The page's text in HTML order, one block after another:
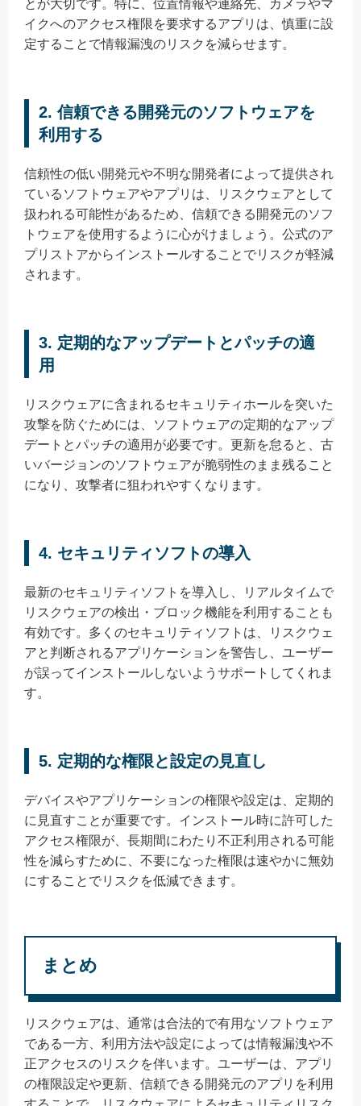
とが大切です。特に、位置情報や連絡先、カメラやマ
イクへのアクセス権限を要求するアプリは、慎重に設
定することで情報漏洩のリスクを減らせます。
2. 信頼できる開発元のソフトウェアを
利用する
信頼性の低い開発元や不明な開発者によって提供され
ているソフトウェアやアプリは、リスクウェアとして
扱われる可能性があるため、信頼できる開発元のソフ
トウェアを使用するように心がけましょう。公式のア
プリストアからインストールすることでリスクが軽減
されます。
3. 定期的なアップデートとパッチの適
用
リスクウェアに含まれるセキュリティホールを突いた
攻撃を防ぐためには、ソフトウェアの定期的なアップ
デートとパッチの適用が必要です。更新を怠ると、古
いバージョンのソフトウェアが脆弱性のまま残ること
になり、攻撃者に狙われやすくなります。
4. セキュリティソフトの導入
最新のセキュリティソフトを導入し、リアルタイムで
リスクウェアの検出・ブロック機能を利用することも
有効です。多くのセキュリティソフトは、リスクウェ
アと判断されるアプリケーションを警告し、ユーザー
が誤ってインストールしないようサポートしてくれま
す。
5. 定期的な権限と設定の見直し
デバイスやアプリケーションの権限や設定は、定期的
に見直すことが重要です。インストール時に許可した
アクセス権限が、長期間にわたり不正利用される可能
性を減らすために、不要になった権限は速やかに無効
にすることでリスクを低減できます。
まとめ
リスクウェアは、通常は合法的で有用なソフトウェア
である一方、利用方法や設定によっては情報漏洩や不
正アクセスのリスクを伴います。ユーザーは、アプリ
の権限設定や更新、信頼できる開発元のアプリを利用